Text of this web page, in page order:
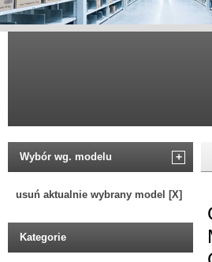
Wybór wg. modelu +
usuń aktualnie wybrany model [X]
Kategorie